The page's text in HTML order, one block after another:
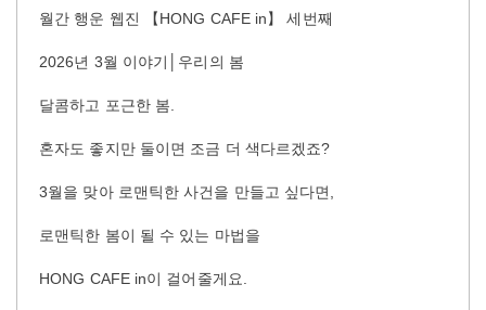
월간 행운 웹진 【HONG CAFE in】 세번째
2026년 3월 이야기│우리의 봄
달콤하고 포근한 봄.
혼자도 좋지만 둘이면 조금 더 색다르겠죠?
3월을 맞아 로맨틱한 사건을 만들고 싶다면,
로맨틱한 봄이 될 수 있는 마법을
HONG CAFE in이 걸어줄게요.